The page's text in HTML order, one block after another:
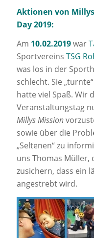
Aktionen von
Day 2019:
Am 10.02.2019war
Sportvereins TSG
was los in der
schlecht. Sie
hatte viel Spaß. Wir
Veranstaltungstag
Millys Mission
sowie über die
„Seltenen“ zu
uns Thomas Müller,
zusichern, dass ein
angestrebt wird.